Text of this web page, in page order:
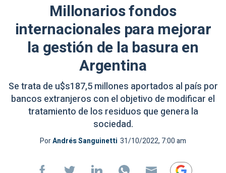
Millonarios fondos
internacionales para mejorar
la gestión de la basura en
Argentina
Se trata de u$s187,5 millones aportados al país por
bancos extranjeros con el objetivo de modificar el
tratamiento de los residuos que genera la
sociedad.
PorAndrés Sanguinetti 31/10/2022, 7:00 am